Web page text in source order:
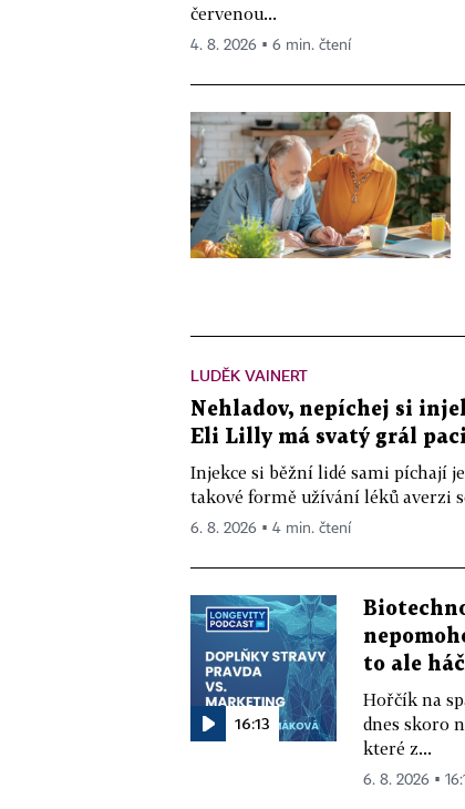
červenou...
4. 8. 2026 ▪ 6 min. čtení
LUDĚK VAINERT
Nehladov, nepíchej si
Eli Lilly má svatý grál
Injekce si běžní lidé sami píchají
takové formě užívání léků averzi
6. 8. 2026 ▪ 4 min. čtení
16:13
to ale
Hořčík na
dnes skoro
které z...
6. 8. 2026 ▪